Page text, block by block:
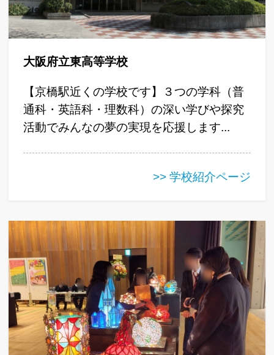
大阪府立東高等学校
【京橋駅近くの学校です】３つの学科（普
通科・英語科・理数科）の深い学びや探究
活動でみんなの夢の実現を応援します...
>> 学校紹介ページ